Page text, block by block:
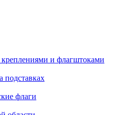
и флагштоками
подставках
флаги